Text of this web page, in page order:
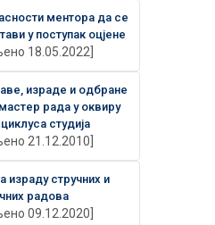
ментора да се
у поступак оцјене
18.05.2022]
израде и одбране
рада у оквиру
студија
21.12.2010]
израду стручних и
радова
09.12.2020]